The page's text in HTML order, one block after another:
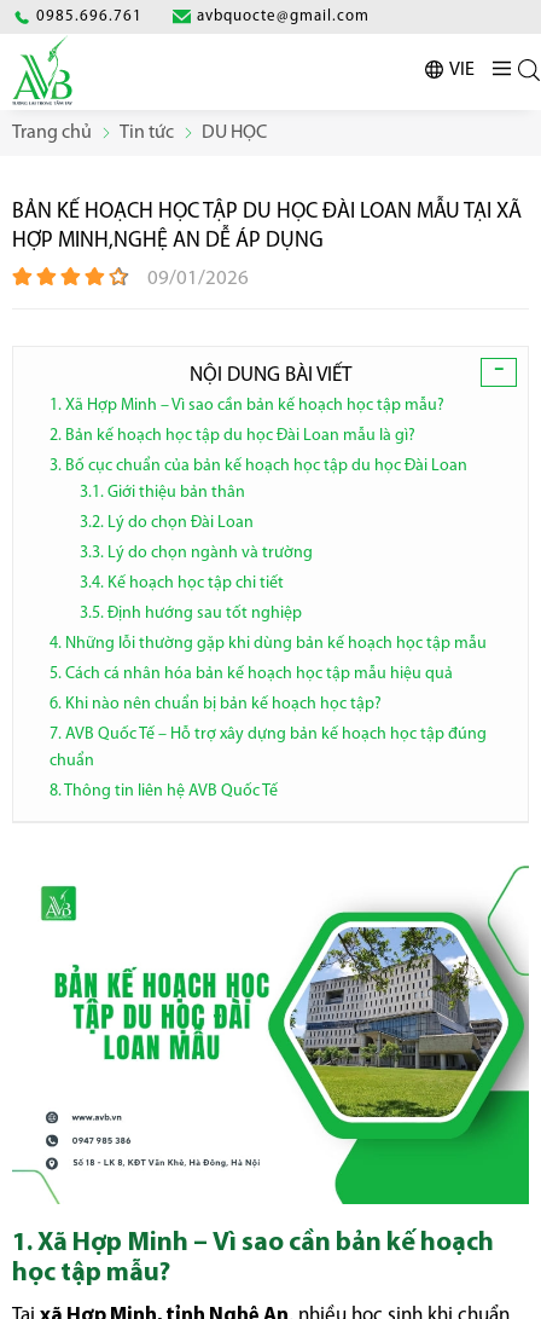
0985.696.761 avbquocte@gmail.com
VIE
Trang chủ Tin tức DU HỌC
BẢN KẾ HOẠCH HỌC TẬP DU HỌC ĐÀI LOAN MẪU TẠI XÃ
HỢP MINH,NGHỆ AN DỄ ÁP DỤNG
09/01/2026
-
NỘI DUNG BÀI VIẾT
1. Xã Hợp Minh – Vì sao cần bản kế hoạch học tập mẫu?
2. Bản kế hoạch học tập du học Đài Loan mẫu là gì?
3. Bố cục chuẩn của bản kế hoạch học tập du học Đài Loan
3.1. Giới thiệu bản thân
3.2. Lý do chọn Đài Loan
3.3. Lý do chọn ngành và trường
3.4. Kế hoạch học tập chi tiết
3.5. Định hướng sau tốt nghiệp
4. Những lỗi thường gặp khi dùng bản kế hoạch học tập mẫu
5. Cách cá nhân hóa bản kế hoạch học tập mẫu hiệu quả
6. Khi nào nên chuẩn bị bản kế hoạch học tập?
7. AVB Quốc Tế – Hỗ trợ xây dựng bản kế hoạch học tập đúng
chuẩn
8. Thông tin liên hệ AVB Quốc Tế
1. Xã Hợp Minh – Vì sao cần bản kế hoạch
học tập mẫu?